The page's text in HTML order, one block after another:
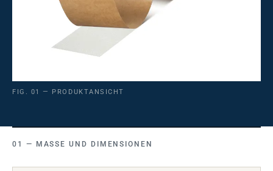
FIG. 01 — PRODUKTANSICHT
MASSE UND DIMENSIONEN